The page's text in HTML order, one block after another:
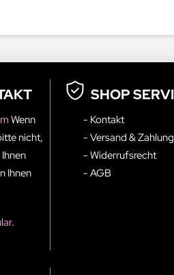
Wenn
nicht,
Ihnen
.
SHOP
- Kontakt
- Versand &
- Widerrufsrecht
- AGB